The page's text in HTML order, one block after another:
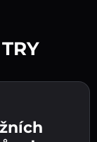
👉
k
nebo